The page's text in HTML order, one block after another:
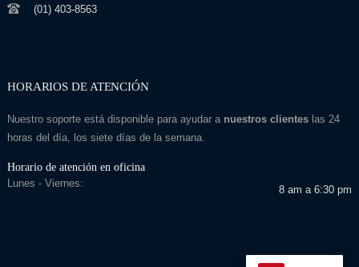
(01) 403-8563
HORARIOS DE ATENCIÓN
Nuestro soporte está disponible para ayudar a nuestros clienteslas 24
horas del día, los siete días de la semana.
Horario de atención en oficina
Lunes - Viernes:
8 am a 6:30 pm